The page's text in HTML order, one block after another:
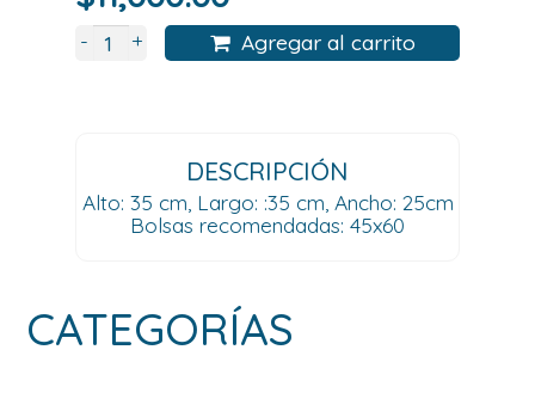
- + Agregar al carrito
DESCRIPCIÓN
Alto: 35 cm, Largo: :35 cm, Ancho: 25cm
Bolsas recomendadas: 45x60
CATEGORÍAS